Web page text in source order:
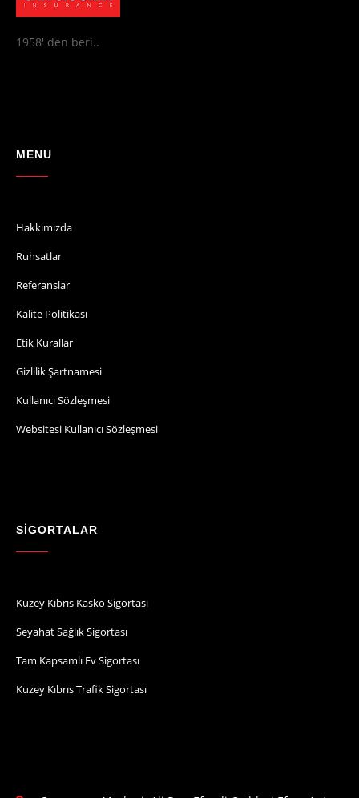
1958' den beri..
MENU
Hakkımızda
Ruhsatlar
Referanslar
Kalite Politikası
Etik Kurallar
Gizlilik Şartnamesi
Kullanıcı Sözleşmesi
Websitesi Kullanıcı Sözleşmesi
SİGORTALAR
Kuzey Kıbrıs Kasko Sigortası
Seyahat Sağlık Sigortası
Tam Kapsamlı Ev Sigortası
Kuzey Kıbrıs Trafik Sigortası